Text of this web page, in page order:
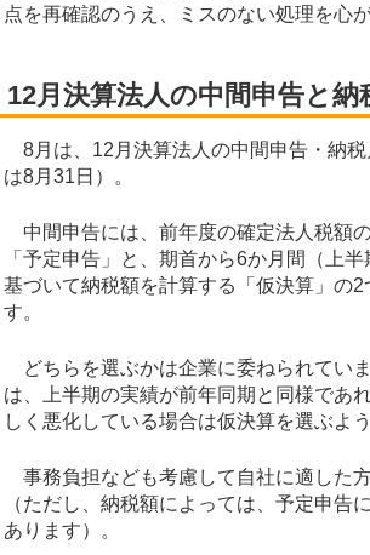
点を再確認のうえ、ミスのない処理を心
12月決算法人の中間申告と納
8月は、12月決算法人の中間申告・納税
は8月31日）。
中間申告には、前年度の確定法人税額
「予定申告」と、期首から6か月間（上
基づいて納税額を計算する「仮決算」の2
す。
どちらを選ぶかは企業に委ねられてい
は、上半期の実績が前年同期と同様であ
しく悪化している場合は仮決算を選ぶよう
事務負担なども考慮して自社に適した
（ただし、納税額によっては、予定申告
あります）。